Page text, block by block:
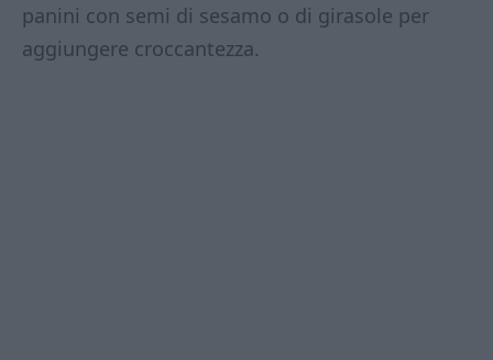
panini con semi di sesamo o di girasole per
aggiungere croccantezza.